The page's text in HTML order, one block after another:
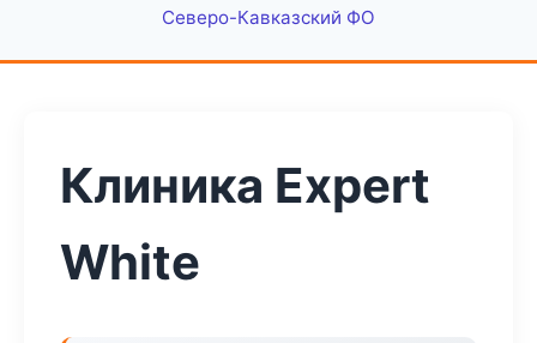
Северо-Кавказский ФО
Клиника Expert
White